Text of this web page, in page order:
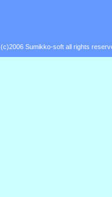
(c)2006 Sumikko-soft all rights